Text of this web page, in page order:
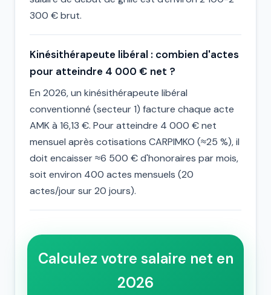
300 € brut.
Kinésithérapeute libéral : combien d'actes
pour atteindre 4 000 € net ?
En 2026, un kinésithérapeute libéral
conventionné (secteur 1) facture chaque acte
AMK à 16,13 €. Pour atteindre 4 000 € net
mensuel après cotisations CARPIMKO (≈25 %), il
doit encaisser ≈6 500 € d'honoraires par mois,
soit environ 400 actes mensuels (20
actes/jour sur 20 jours).
Calculez votre salaire net en
2026